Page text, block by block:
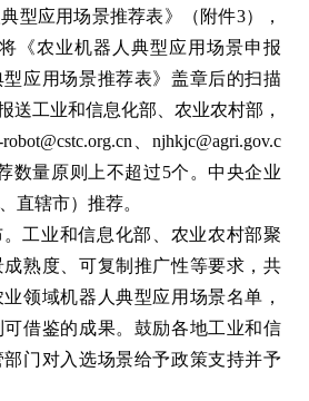
型应用场景推荐表》（附件3），
《农业机器人典型应用场景申报
应用场景推荐表》盖章后的扫描
送工业和信息化部、农业农村部，
、njhkjc@agri.gov.c
数量原则上不超过5个。中央企业
直辖市）推荐。
。工业和信息化部、农业农村部聚
熟度、可复制推广性等要求，共
领域机器人典型应用场景名单，
借鉴的成果。鼓励各地工业和信
门对入选场景给予政策支持并予